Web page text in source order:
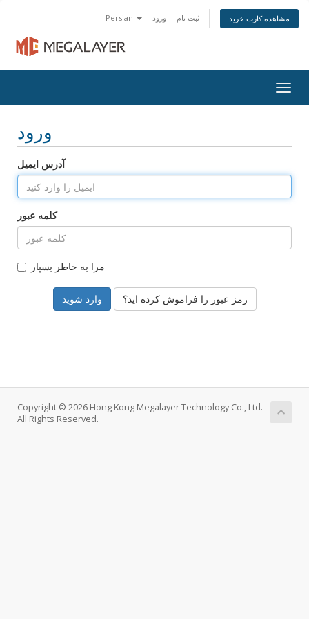
Persian ورود ثبت نام مشاهده کارت خرید
ورود
آدرس ایمیل
کلمه عبور
مرا به خاطر بسپار
رمز عبور را فراموش کرده اید؟
Copyright © 2026 Hong Kong Megalayer Technology Co., Ltd.
All Rights Reserved.